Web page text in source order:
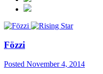
Fözzi
Posted November 4, 2014